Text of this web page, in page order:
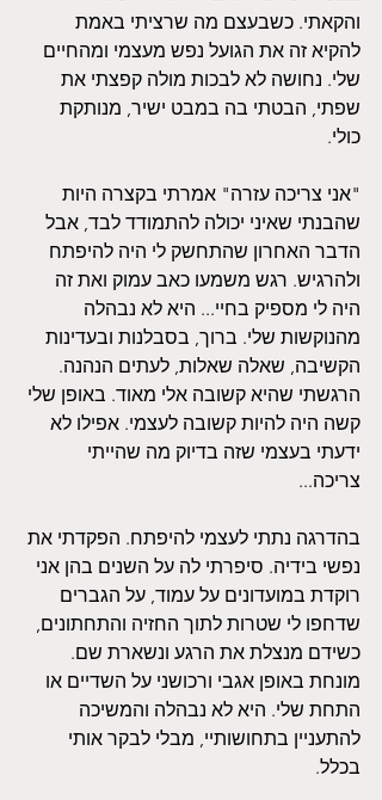
והקאתי. כשבעצם מה שרציתי באמת
להקיא זה את הגועל נפש מעצמי ומהחיים
שלי. נחושה לא לבכות מולה קפצתי את
שפתי, הבטתי בה במבט ישיר, מנותקת
כולי.
"אני צריכה עזרה" אמרתי בקצרה היות
שהבנתי שאיני יכולה להתמודד לבד, אבל
הדבר האחרון שהתחשק לי היה להיפתח
ולהרגיש. רגש משמעו כאב עמוק ואת זה
היה לי מספיק בחיי... היא לא נבהלה
מהנוקשות שלי. ברוך, בסבלנות ובעדינות
הקשיבה, שאלה שאלות, לעתים הנהנה.
הרגשתי שהיא קשובה אלי מאוד. באופן שלי
קשה היה להיות קשובה לעצמי. אפילו לא
ידעתי בעצמי שזה בדיוק מה שהייתי
צריכה...
בהדרגה נתתי לעצמי להיפתח. הפקדתי את
נפשי בידיה. סיפרתי לה על השנים בהן אני
רוקדת במועדונים על עמוד, על הגברים
שדחפו לי שטרות לתוך החזיה והתחתונים,
כשידם מנצלת את הרגע ונשארת שם.
מונחת באופן אגבי ורכושני על השדיים או
התחת שלי. היא לא נבהלה והמשיכה
להתעניין בתחושותיי, מבלי לבקר אותי
בכלל.